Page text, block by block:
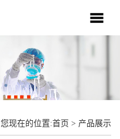
您现在的位置:首页 > 产品展示